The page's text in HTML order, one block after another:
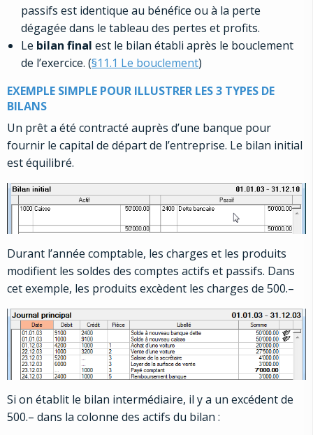
passifs est identique au bénéfice ou à la perte
dégagée dans le tableau des pertes et profits.
Le bilan final est le bilan établi après le bouclement
de l’exercice. (§11.1 Le bouclement)
EXEMPLE SIMPLE POUR ILLUSTRER LES 3 TYPES DE
BILANS
Un prêt a été contracté auprès d’une banque pour
fournir le capital de départ de l’entreprise. Le bilan initial
est équilibré.
Durant l’année comptable, les charges et les produits
modifient les soldes des comptes actifs et passifs. Dans
cet exemple, les produits excèdent les charges de 500.–
Si on établit le bilan intermédiaire, il y a un excédent de
500.– dans la colonne des actifs du bilan :